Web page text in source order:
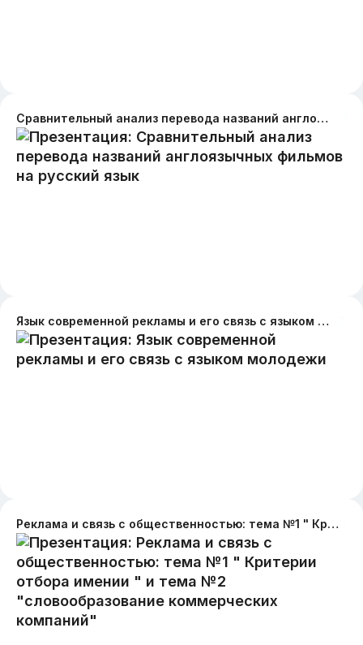
Сравнительный анализ перевода названий англоязычных фильмов на русский язык
Язык современной рекламы и его связь с языком молодежи
Реклама и связь с общественностью: тема №1 " Критерии отбора имении " и тема №2 "словообразование коммерческих компаний"